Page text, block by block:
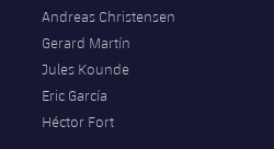
Andreas Christensen
Gerard Martín
Jules Kounde
Eric García
Héctor Fort